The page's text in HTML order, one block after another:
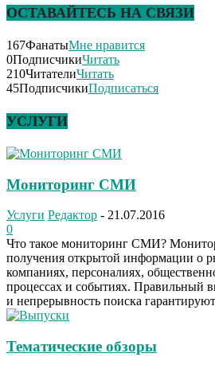
ОСТАВАЙТЕСЬ НА СВЯЗИ
167ФанатыМне нравится
0ПодписчикиЧитать
210ЧитателиЧитать
45ПодписчикиПодписаться
УСЛУГИ
Мониторинг СМИ
Услуги Редактор - 21.07.2016
0
Что такое мониторинг СМИ?
получения открытой информации о
компаниях, персоналиях,
процессах и событиях. Правильный
и непрерывность поиска
Тематические обзоры